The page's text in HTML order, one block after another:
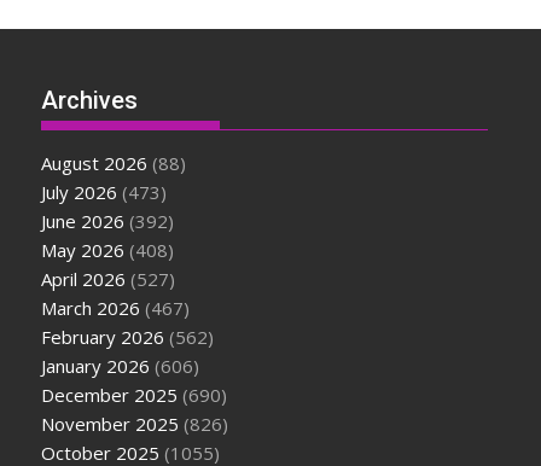
Archives
August 2026 (88)
July 2026 (473)
June 2026 (392)
May 2026 (408)
April 2026 (527)
March 2026 (467)
February 2026 (562)
January 2026 (606)
December 2025 (690)
November 2025 (826)
October 2025 (1055)